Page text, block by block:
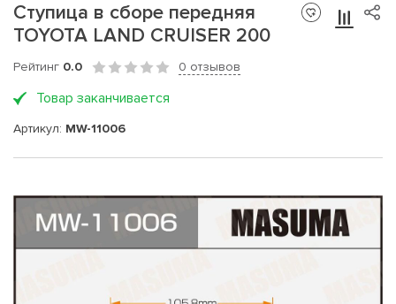
Ступица в сборе передняя
TOYOTA LAND CRUISER 200
Рейтинг 0.0 0 отзывов
Товар заканчивается
Артикул: MW-11006